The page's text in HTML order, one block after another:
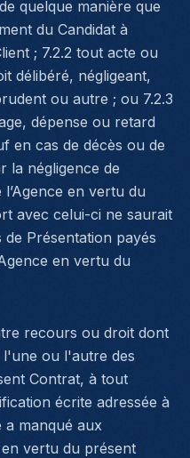
quelque manière que
du Candidat à
; 7.2.2 tout acte ou
délibéré, négligeant,
ou autre ; ou 7.2.3
dépense ou retard
en cas de décès ou de
la négligence de
l’Agence en vertu du
avec celui-ci ne saurait
Présentation payés
en vertu du
recours ou droit dont
ou l'autre des
Contrat, à tout
écrite adressée à
a manqué aux
vertu du présent